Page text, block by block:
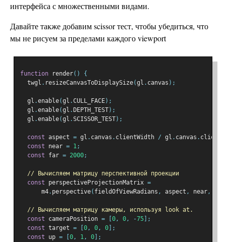
интерфейса с множественными видами.
Давайте также добавим scissor тест, чтобы убедиться, что
мы не рисуем за пределами каждого viewport
function render()
{
  twgl
. resizeCanvasToDisplaySize(gl . canvas );
  gl
.enable(gl .CULL_FACE);
  gl
.enable(gl . DEPTH_TEST);
  gl
.enable(gl .SCISSOR_TEST);
const aspect = gl . canvas . clientWidth / gl . canvas .
const near = 1;
const far = 2000;
// Вычисляем матрицу перспективной проекции
const perspectiveProjectionMatrix =
      m4
. perspective( fieldOfViewRadians , aspect , near,
// Вычисляем матрицу камеры, используя look at.
const cameraPosition = 0, 0, -75 ];
const target = 0, 0, 0 ];
const up = 0, 1, 0 ];